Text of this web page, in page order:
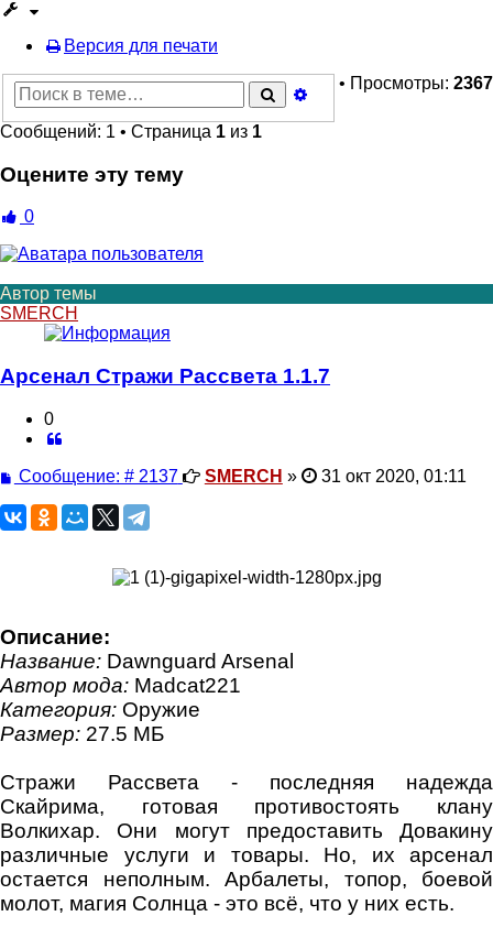
Версия для печати
• Просмотры: 2367
ПоискРасширенный
Сообщений: 1 • Страница 1 из 1
Оцените эту тему
0
Автор темы
SMERCH
Арсенал Стражи Рассвета 1.1.7
0
Сообщение: # 2137Сообщение
SMERCH » 31 окт 2020, 01:11
Описание:
Название: Dawnguard Arsenal
Автор мода: Madcat221
Категория: Оружие
Размер: 27.5 МБ
Стражи Рассвета - последняя надежда
Скайрима, готовая противостоять клану
Волкихар. Они могут предоставить Довакину
различные услуги и товары. Но, их арсенал
остается неполным. Арбалеты, топор, боевой
молот, магия Солнца - это всё, что у них есть.